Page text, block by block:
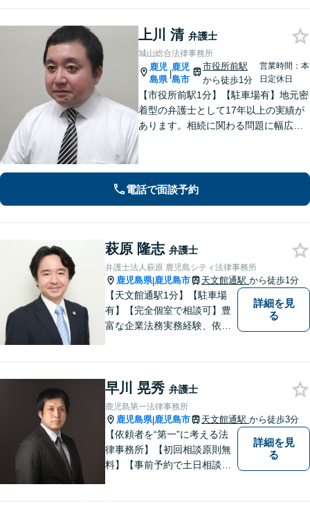
上川 清 弁護士
城山総合法律事務所
鹿児
島県
|
鹿児
島市
市役所前駅
から徒歩1分
営業時間：本
日定休日
【市役所前駅1分】【駐車場有】地元密
着型の弁護士として17年以上の実績が
あります。相続に関わる問題に幅広く
の督促をストップ。状況を丁寧にヒア
リングした適切な解決策をご提案。
電話で面談予約
萩原 隆志 弁護士
弁護士法人萩原 鹿児島シティ法律事務所
鹿児島県|鹿児島市 天文館通駅 から徒歩1分
【天文館通駅1分】【駐車場
有】【完全個室で相談可】豊
富な企業法務実務経験、依頼
を傾け、依頼者の悩みに寄り
添って助言や提案を提供して
参ります。 お気軽にご相談く
ださい。
詳細を見
る
早川 晃秀 弁護士
鹿児島第一法律事務所
鹿児島県|鹿児島市 天文館通駅 から徒歩3分
【依頼者を“第一”に考える法
律事務所】【初回相談原則無
料】【事前予約で土日相談
詳細を見
る